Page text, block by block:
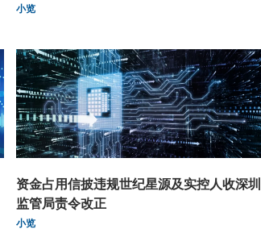
小览
资金占用信披违规世纪星源及实控人收深圳
监管局责令改正
小览